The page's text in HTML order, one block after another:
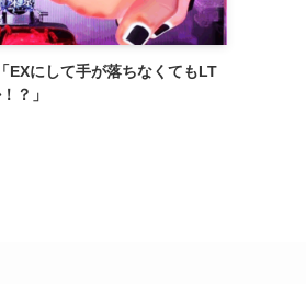
EXにして手が落ちなくてもLT
？」